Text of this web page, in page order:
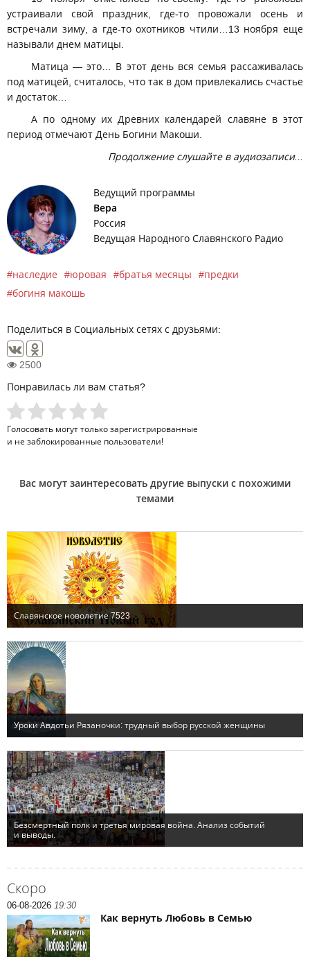
Скоро
06-08-2026 19:30
Как вернуть Любовь в Семью
устраивали свой праздник, где-то провожали осень и
встречали зиму, а где-то охотников чтили…13 ноября еще
называли днем матицы.
Матица — это… В этот день вся семья рассаживалась
под матицей, считалось, что так в дом привлекались счастье
и достаток…
А по одному их Древних календарей славяне в этот
период отмечают День Богини Макоши.
Продолжение слушайте в аудиозаписи...
Ведущий программы
Вера
Россия
Ведущая Народного Славянского Радио
наследие юровая братья месяцы
предки
богиня макошь
Поделиться в Социальных сетях с друзьями:
2500
Понравилась ли вам статья?
Голосовать могут только зарегистрированные
и не заблокированные пользователи!
Вас могут заинтересовать другие выпуски с похожими
темами